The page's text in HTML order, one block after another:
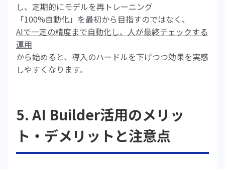
し、定期的にモデルを再トレーニング
「100%自動化」を最初から目指すのではなく、
AIで一定の精度まで自動化し、人が最終チェックする
運用
から始めると、導入のハードルを下げつつ効果を実感
しやすくなります。
5. AI Builder活用のメリッ
ト・デメリットと注意点